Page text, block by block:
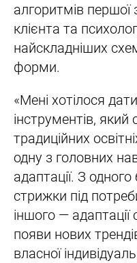
алгоритмів першої
клієнта та
найскладніших
форми.
«Мені хотілося
інструментів,
традиційних
одну з головних
адаптації. З
стрижки під
іншого —
появи нових
власної